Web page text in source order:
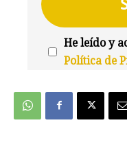
He leído y
Política de